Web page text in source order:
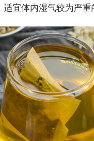
宜体内湿气较为严重